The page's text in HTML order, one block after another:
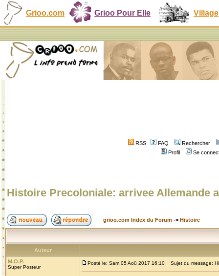
Grioo.com Grioo Pour Elle Village
RSS FAQ
Rechercher
Profil
Se
Histoire Precoloniale: arrivee Allemande
grioo.com Index du Forum -> Histoire
Auteur
M.O.P.
Super Posteur
Posté le: Sam 05 Aoû 2017 16:10 Sujet du message: